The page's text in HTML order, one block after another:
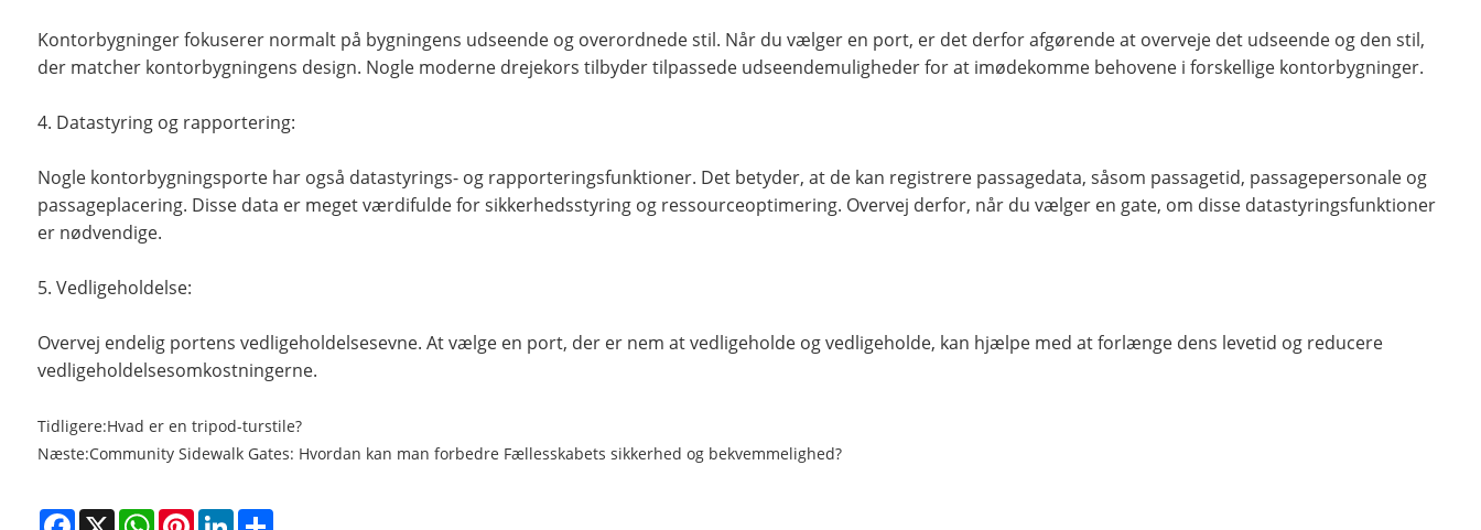
Kontorbygninger fokuserer normalt på bygningens udseende og overordnede stil. Når du vælger en port, er det derfor afgørende at overveje det udseende og den stil,
der matcher kontorbygningens design. Nogle moderne drejekors tilbyder tilpassede udseendemuligheder for at imødekomme behovene i forskellige kontorbygninger.
4. Datastyring og rapportering:
Nogle kontorbygningsporte har også datastyrings- og rapporteringsfunktioner. Det betyder, at de kan registrere passagedata, såsom passagetid, passagepersonale og
passageplacering. Disse data er meget værdifulde for sikkerhedsstyring og ressourceoptimering. Overvej derfor, når du vælger en gate, om disse datastyringsfunktioner
er nødvendige.
5. Vedligeholdelse:
Overvej endelig portens vedligeholdelsesevne. At vælge en port, der er nem at vedligeholde og vedligeholde, kan hjælpe med at forlænge dens levetid og reducere
vedligeholdelsesomkostningerne.
Tidligere:Hvad er en tripod-turstile?
Næste:Community Sidewalk Gates: Hvordan kan man forbedre Fællesskabets sikkerhed og bekvemmelighed?
Facebook
X WhatsAppPinterestLinkedInShare